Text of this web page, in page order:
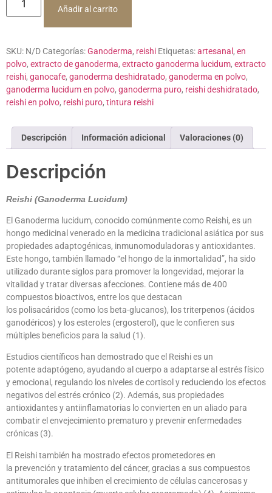
Añadir al carrito
SKU: N/D Categorías:Ganoderma, reishi Etiquetas:artesanal , en
polvo, extracto de ganoderma, extracto ganoderma lucidum, extracto
reishi, ganocafe, ganoderma deshidratado, ganoderma en polvo,
ganoderma lucidum en polvo, ganoderma puro, reishi deshidratado,
reishi en polvo, reishi puro, tintura reishi
Descripción Información adicional Valoraciones (0)
Descripción
Reishi (Ganoderma Lucidum)
El Ganoderma lucidum, conocido comúnmente como Reishi, es un
hongo medicinal venerado en la medicina tradicional asiática por sus
propiedades adaptogénicas, inmunomoduladoras y antioxidantes.
Este hongo, también llamado “el hongo de la inmortalidad”, ha sido
utilizado durante siglos para promover la longevidad, mejorar la
vitalidad y tratar diversas afecciones. Contiene más de 400
compuestos bioactivos, entre los que destacan
los polisacáridos (como los beta-glucanos), los triterpenos (ácidos
ganodéricos) y los esteroles (ergosterol), que le confieren sus
múltiples beneficios para la salud (1).
Estudios científicos han demostrado que el Reishi es un
potente adaptógeno, ayudando al cuerpo a adaptarse al estrés físico
y emocional, regulando los niveles de cortisol y reduciendo los efectos
negativos del estrés crónico (2). Además, sus propiedades
antioxidantes y antiinflamatorias lo convierten en un aliado para
combatir el envejecimiento prematuro y prevenir enfermedades
crónicas (3).
El Reishi también ha mostrado efectos prometedores en
la prevención y tratamiento del cáncer, gracias a sus compuestos
antitumorales que inhiben el crecimiento de células cancerosas y